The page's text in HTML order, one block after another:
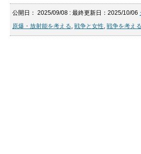
公開日： 2025/09/08 : 最終更新日：2025/10/06
原爆・放射能を考える, 戦争と女性, 戦争を考える